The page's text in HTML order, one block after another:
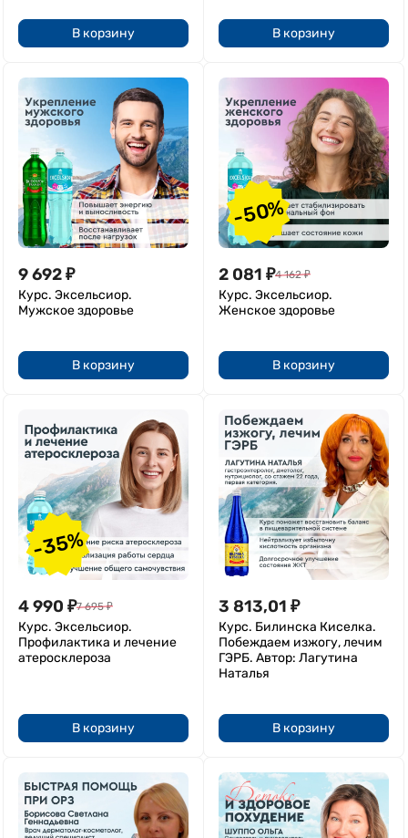
В корзину В корзину
9 692₽
Курс. Эксельсиор.
Мужское здоровье
В корзину
-50%
2 081 ₽4 162 ₽
Курс. Эксельсиор.
Женское здоровье
В корзину
-35%
4 990 ₽7 695 ₽
Курс. Эксельсиор.
Профилактика и лечение
атеросклероза
В корзину
3 813,01 ₽
Курс. Билинска Киселка.
Побеждаем изжогу, лечим
ГЭРБ. Автор: Лагутина
Наталья
В корзину